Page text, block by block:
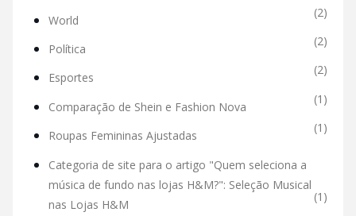
World
(2)
Política
(2)
Esportes
(2)
Comparação de Shein e Fashion Nova
(1)
Roupas Femininas Ajustadas
(1)
Categoria de site para o artigo "Quem seleciona a
música de fundo nas lojas H&M?": Seleção Musical
nas Lojas H&M
(1)